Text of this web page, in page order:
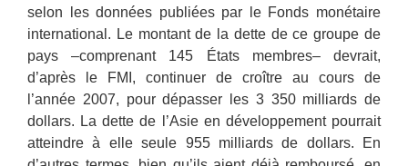
selon les données publiées par le Fonds monétaire
international. Le montant de la dette de ce groupe de
pays –comprenant 145 États membres– devrait,
d’après le FMI, continuer de croître au cours de
l’année 2007, pour dépasser les 3 350 milliards de
dollars. La dette de l’Asie en développement pourrait
atteindre à elle seule 955 milliards de dollars. En